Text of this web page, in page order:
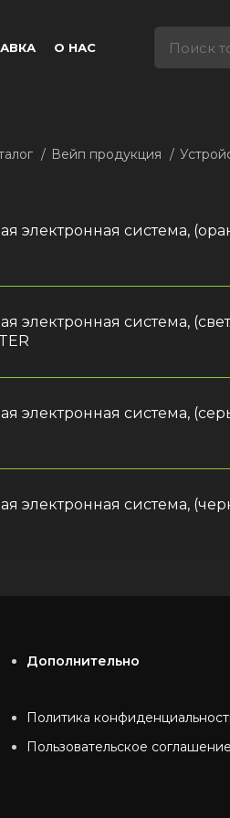
О НАС
Вейп продукция
электронная система,
электронная система,
электронная система,
электронная система,
Дополнительно
Политика
Пользовательское соглашение